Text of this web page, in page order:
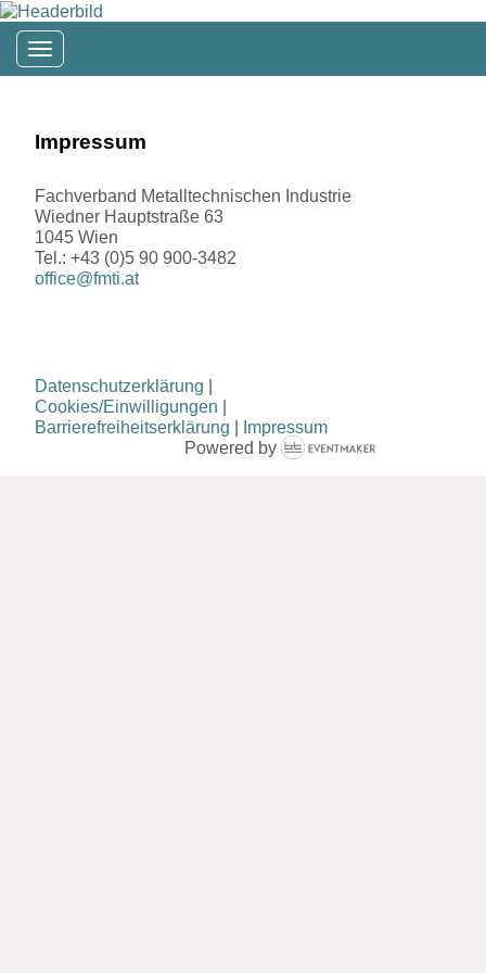
Toggle navigation
Impressum
Fachverband Metalltechnischen Industrie
Wiedner Hauptstraße 63
1045 Wien
Tel.: +43 (0)5 90 900-3482
office@fmti.at
Datenschutzerklärung
Cookies/Einwilligungen
Barrierefreiheitserklärung
Impressum
Powered by